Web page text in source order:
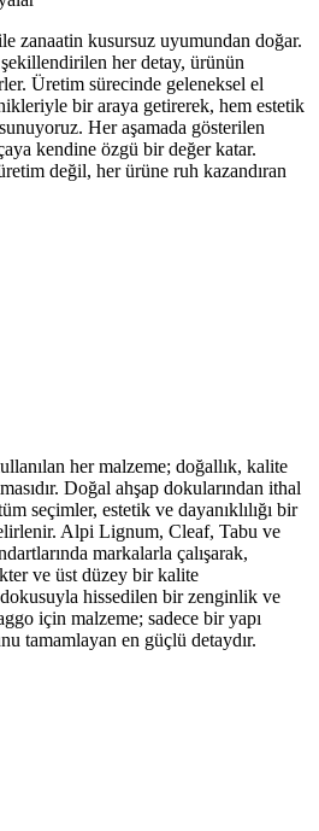
zanaatin kusursuz uyumundan doğar.
her detay, ürünün
Üretim sürecinde geleneksel el
bir araya getirerek, hem estetik
Her aşamada gösterilen
kendine özgü bir değer katar.
değil, her ürüne ruh kazandıran
her malzeme; doğallık, kalite
Doğal ahşap dokularından ithal
seçimler, estetik ve dayanıklılığı bir
Alpi Lignum, Cleaf, Tabu ve
markalarla çalışarak,
ve üst düzey bir kalite
hissedilen bir zenginlik ve
için malzeme; sadece bir yapı
tamamlayan en güçlü detaydır.